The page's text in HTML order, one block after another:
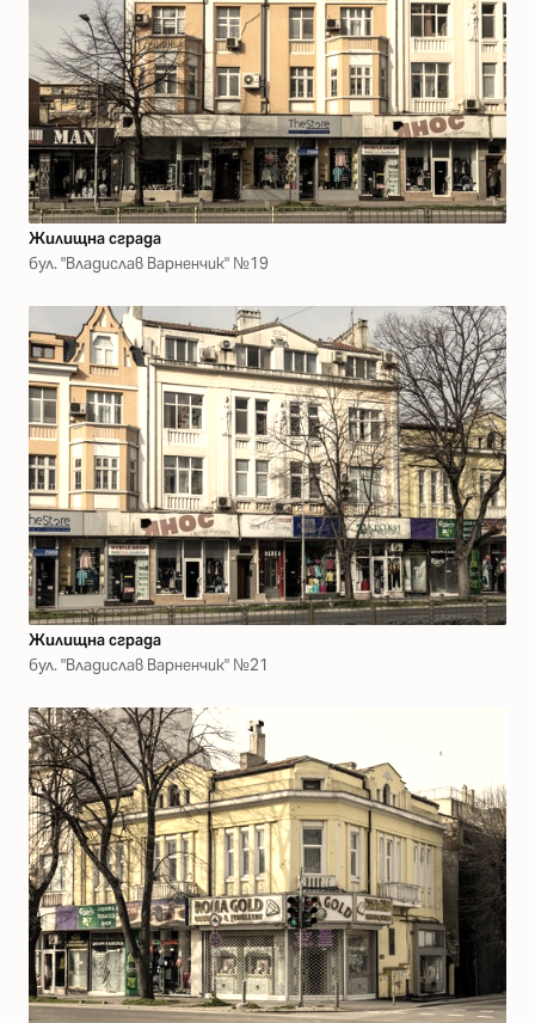
Жилищна сграда
бул. "Владислав Варненчик" №19
Жилищна сграда
бул. "Владислав Варненчик" №21